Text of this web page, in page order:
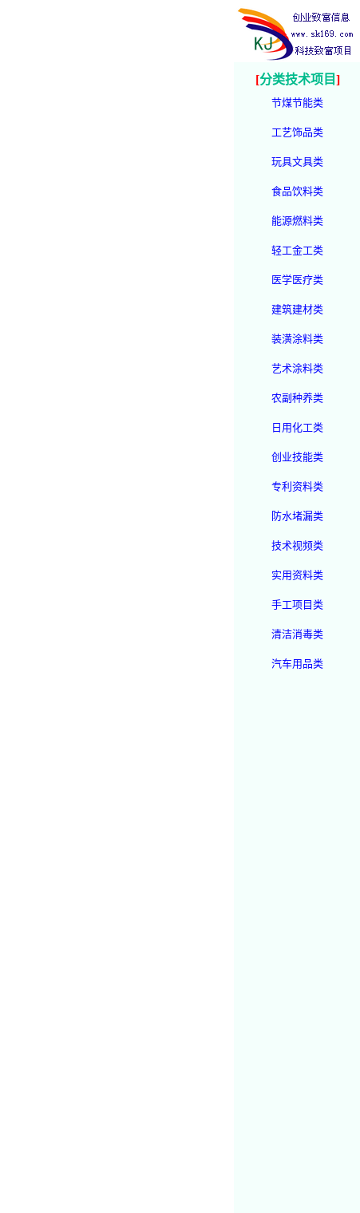
[分类技术项目]
节煤节能类
工艺饰品类
玩具文具类
食品饮料类
能源燃料类
轻工金工类
医学医疗类
建筑建材类
装潢涂料类
艺术涂料类
农副种养类
日用化工类
创业技能类
专利资料类
防水堵漏类
技术视频类
实用资料类
手工项目类
清洁消毒类
汽车用品类